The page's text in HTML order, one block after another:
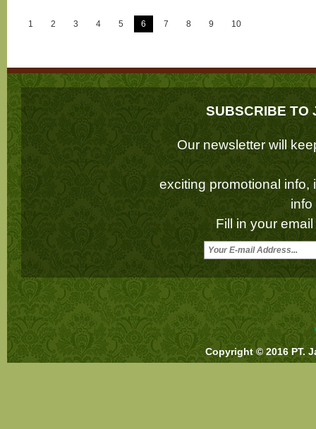
1 2 3 4 5 6 7 8 9 10
SUBSCRIBE TO
Our newsletter will
exciting promotional info,
info
Fill in your
Copyright © 2016 PT.